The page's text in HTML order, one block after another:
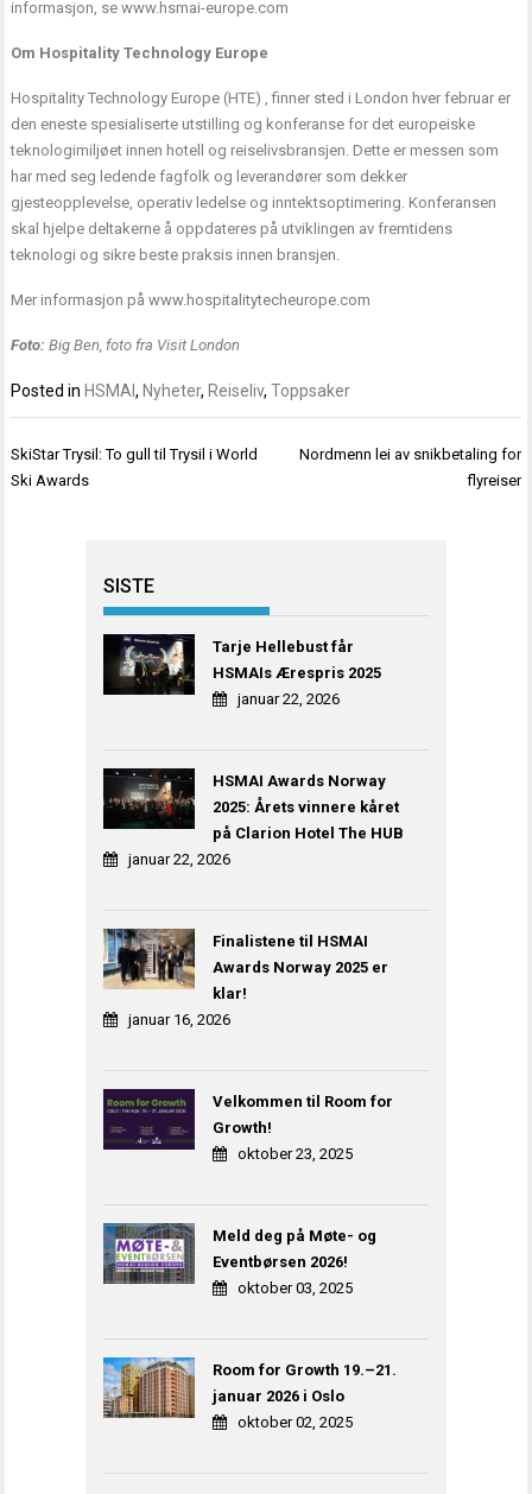
informasjon, se www.hsmai-europe.com
Om Hospitality Technology Europe
Hospitality Technology Europe (HTE) , finner sted i London hver februar er
den eneste spesialiserte utstilling og konferanse for det europeiske
teknologimiljøet innen hotell og reiselivsbransjen. Dette er messen som
har med seg ledende fagfolk og leverandører som dekker
gjesteopplevelse, operativ ledelse og inntektsoptimering. Konferansen
skal hjelpe deltakerne å oppdateres på utviklingen av fremtidens
teknologi og sikre beste praksis innen bransjen.
Mer informasjon påwww.hospitalitytecheurope.com
Foto: Big Ben, foto fra Visit London
Posted in HSMAI, Nyheter, Reiseliv,Toppsaker
Innleggsnavigasjon
SkiStar Trysil: To gull til Trysil i World
Ski Awards
Nordmenn lei av snikbetaling for
flyreiser
SISTE
Tarje Hellebust får
HSMAIs Ærespris 2025
januar 22, 2026
HSMAI Awards Norway
2025: Årets vinnere kåret
på Clarion Hotel The HUB
januar 22, 2026
Finalistene til HSMAI
Awards Norway 2025 er
klar!
januar 16, 2026
Velkommen til Room for
Growth!
oktober 23, 2025
Meld deg på Møte- og
Eventbørsen 2026!
oktober 03, 2025
Room for Growth 19.–21.
januar 2026 i Oslo
oktober 02, 2025